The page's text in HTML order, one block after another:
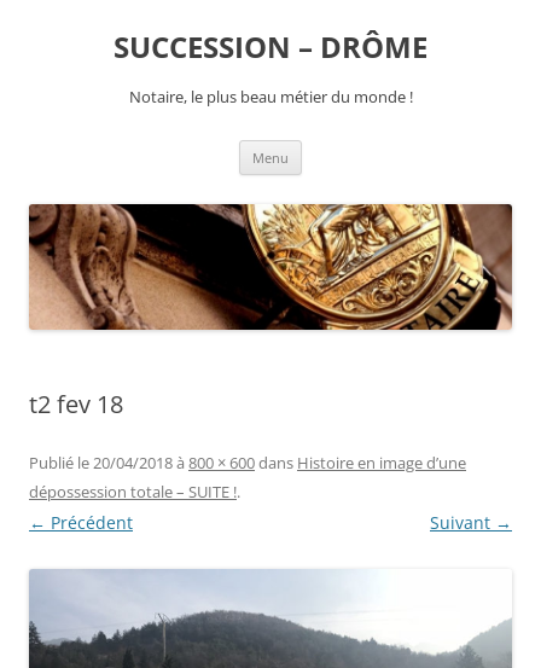
SUCCESSION – DRÔME
Notaire, le plus beau métier du monde !
Menu
t2 fev 18
Publié le20/04/2018à 800 × 600dans Histoire en image d’une
dépossession totale – SUITE !.
← Précédent Suivant →